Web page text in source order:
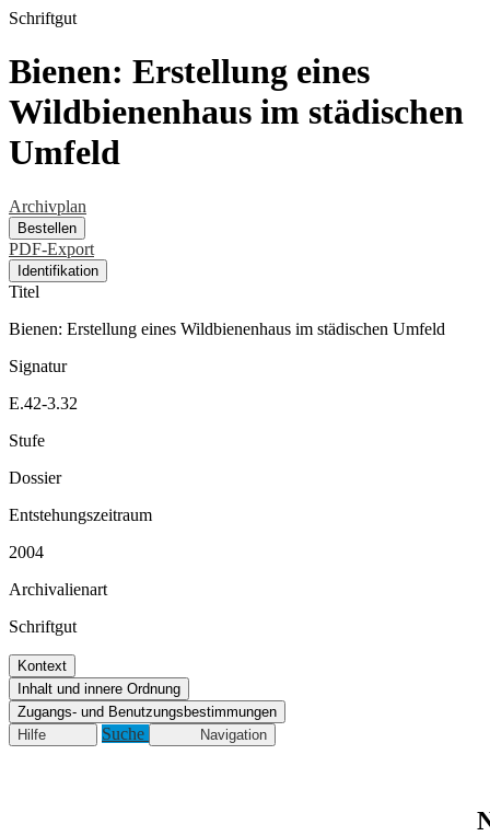
Schriftgut
Bienen: Erstellung eines
Wildbienenhaus im städischen
Umfeld
Archivplan
Bestellen
PDF-Export
Identifikation
Titel
Bienen: Erstellung eines Wildbienenhaus im städischen Umfeld
Signatur
E.42-3.32
Stufe
Dossier
Entstehungszeitraum
2004
Archivalienart
Schriftgut
Kontext
Inhalt und innere Ordnung
Zugangs- und Benutzungsbestimmungen
Hilfe
Suche Navigation